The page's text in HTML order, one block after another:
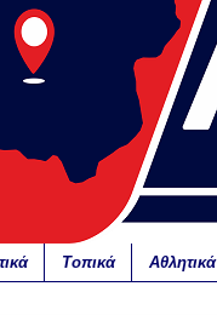
Τοπικά Αθλητικά